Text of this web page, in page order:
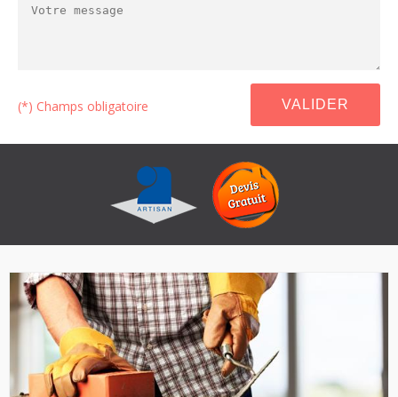
(*) Champs obligatoire